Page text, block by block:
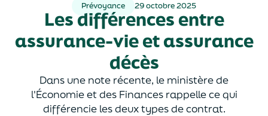
Prévoyance 29 octobre 2025
Les différences entre
assurance-vie et assurance
décès
Dans une note récente, le ministère de
l'Économie et des Finances rappelle ce qui
différencie les deux types de contrat.